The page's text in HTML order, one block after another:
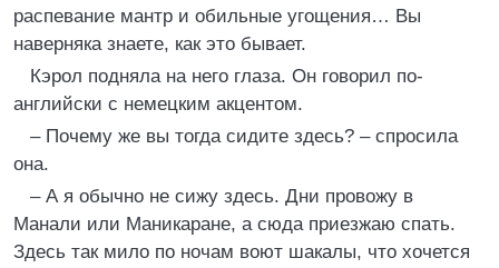
распевание мантр и обильные угощения… Вы
наверняка знаете, как это бывает.
Кэрол подняла на него глаза. Он говорил по-
английски с немецким акцентом.
– Почему же вы тогда сидите здесь? – спросила
она.
– А я обычно не сижу здесь. Дни провожу в
Манали или Маникаране, а сюда приезжаю спать.
Здесь так мило по ночам воют шакалы, что хочется